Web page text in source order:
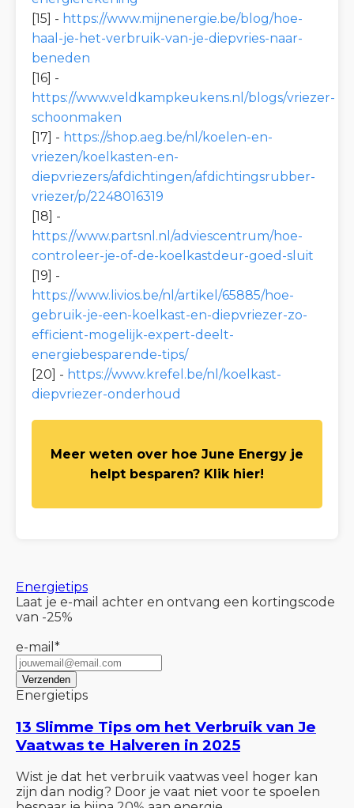
[15] - https://www.mijnenergie.be/blog/hoe-
haal-je-het-verbruik-van-je-diepvries-naar-
beneden
[16] -
https://www.veldkampkeukens.nl/blogs/vriezer-
schoonmaken
[17] - https://shop.aeg.be/nl/koelen-en-
vriezen/koelkasten-en-
diepvriezers/afdichtingen/afdichtingsrubber-
vriezer/p/2248016319
[18] -
https://www.partsnl.nl/adviescentrum/hoe-
controleer-je-of-de-koelkastdeur-goed-sluit
[19] -
https://www.livios.be/nl/artikel/65885/hoe-
gebruik-je-een-koelkast-en-diepvriezer-zo-
efficient-mogelijk-expert-deelt-
energiebesparende-tips/
[20] - https://www.krefel.be/nl/koelkast-
diepvriezer-onderhoud
Meer weten over hoe June Energy je
helpt besparen? Klik hier!
Energietips
Laat je e-mail achter en ontvang een kortingscode
van -25%
e-mail *
Energietips
13 Slimme Tips om het Verbruik van Je
Vaatwas te Halveren in 2025
Wist je dat het verbruik vaatwas veel hoger kan
zijn dan nodig? Door je vaat niet voor te spoelen